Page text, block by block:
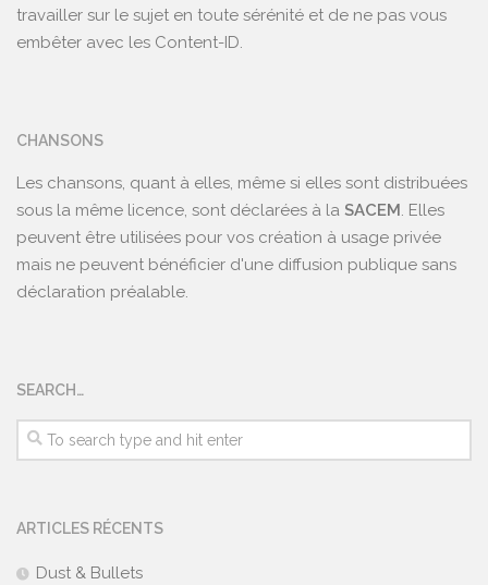
travailler sur le sujet en toute sérénité et de ne pas vous
embêter avec les Content-ID.
CHANSONS
Les chansons, quant à elles, même si elles sont distribuées
sous la même licence, sont déclarées à la SACEM. Elles
peuvent être utilisées pour vos création à usage privée
mais ne peuvent bénéficier d'une diffusion publique sans
déclaration préalable.
SEARCH…
ARTICLES RÉCENTS
Dust & Bullets